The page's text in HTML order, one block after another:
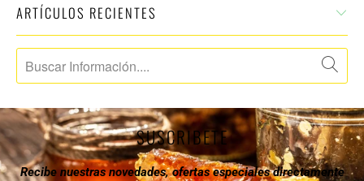
ARTÍCULOS RECIENTES
SUSCRIBETE
Recibe nuestras novedades, ofertas especiales directamente